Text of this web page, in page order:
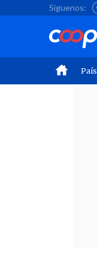
Síguenos:
País